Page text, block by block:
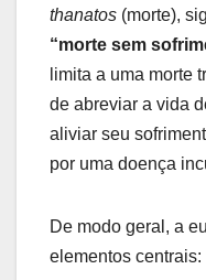
thanatos (morte),
“morte sem
limita a uma morte
de abreviar a vida
aliviar seu
por uma doença
De modo geral, a
elementos centrais: